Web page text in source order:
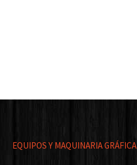
EQUIPOS Y MAQUINARIA GRÁFICA